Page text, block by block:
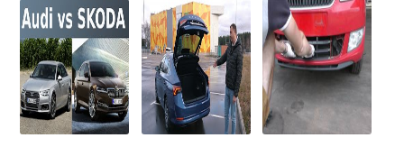
TOUR
ВЛАДЕЛЬЦЕВ